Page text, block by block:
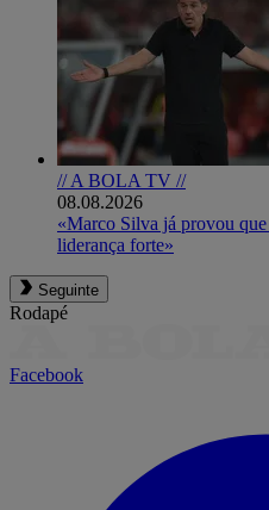
// A BOLA TV //
08.08.2026
«Marco Silva já provou que
liderança forte»
Seguinte
Rodapé
Facebook